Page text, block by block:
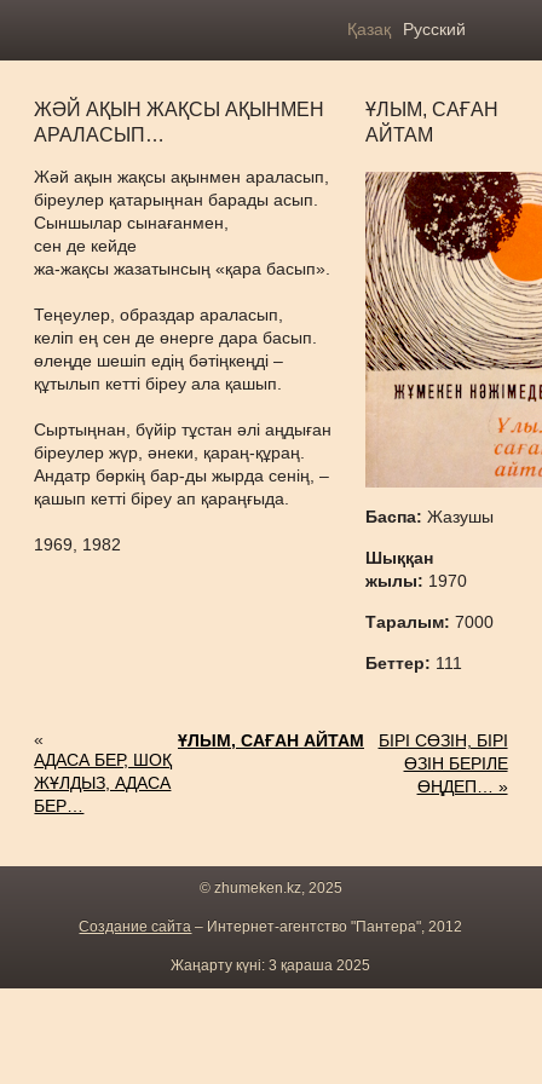
Қазақ Русский
ЖӘЙ АҚЫН ЖАҚСЫ АҚЫНМЕН
АРАЛАСЫП…
Жәй ақын жақсы ақынмен араласып,
біреулер қатарыңнан барады асып.
Сыншылар сынағанмен,
сен де кейде
жа-жақсы жазатынсың «қара басып».
Теңеулер, образдар араласып,
келіп ең сен де өнерге дара басып.
өлеңде шешіп едің бәтіңкеңді –
құтылып кетті біреу ала қашып.
Сыртыңнан, бүйір тұстан әлі аңдыған
біреулер жүр, әнеки, қараң-құраң.
Андатр бөркің бар-ды жырда сенің, –
қашып кетті біреу ап қараңғыда.
1969, 1982
ҰЛЫМ, САҒАН
АЙТАМ
Баспа:Жазушы
Шыққан
жылы: 1970
Таралым:7000
Беттер: 111
«
АДАСА БЕР, ШОҚ
ЖҰЛДЫЗ, АДАСА
БЕР…
ҰЛЫМ, САҒАН АЙТАМ
БІРІ СӨЗІН, БІРІ
ӨЗІН БЕРІЛЕ
ӨҢДЕП… »
© zhumeken.kz, 2025
Создание сайта – Интернет-агентство "Пантера", 2012
Жаңарту күні: 3 қараша 2025